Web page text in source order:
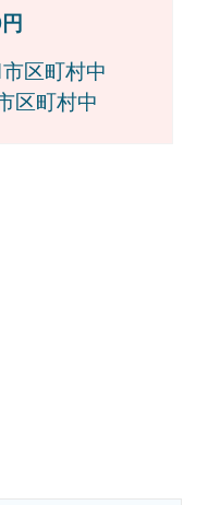
区町村中
町村中